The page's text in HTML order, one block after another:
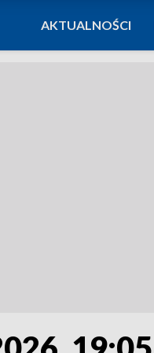
AKTUALNOŚCI